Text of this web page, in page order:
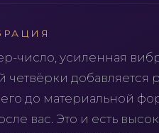
число, усиленная
четвёрки добавляется
до материальной
вас. Это и есть